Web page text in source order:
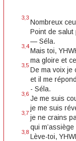
3,3
Nombreux
Point de salut
— Séla.
3,4
Mais toi,
ma gloire et
3,5
De ma voix je
et il me
- Séla.
3,6
Je me suis
je me suis
3,7
je ne crains
qui
3,8
Lève-toi,